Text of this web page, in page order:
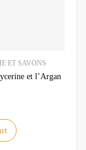
ET SAVONS
et l’Argan